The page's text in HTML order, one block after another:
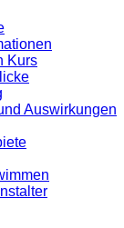
Kurs
Auswirkungen